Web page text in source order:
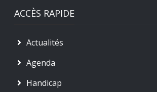
ACCÈS RAPIDE
Actualités
Agenda
Handicap